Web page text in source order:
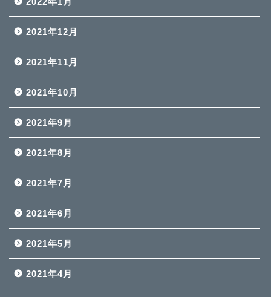
2021年12月
2021年11月
2021年10月
2021年9月
2021年8月
2021年7月
2021年6月
2021年5月
2021年4月